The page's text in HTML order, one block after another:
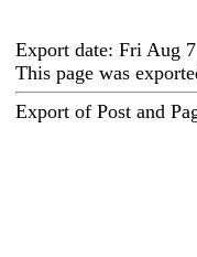
Export date: Fri Aug
This page was
Export of Post and